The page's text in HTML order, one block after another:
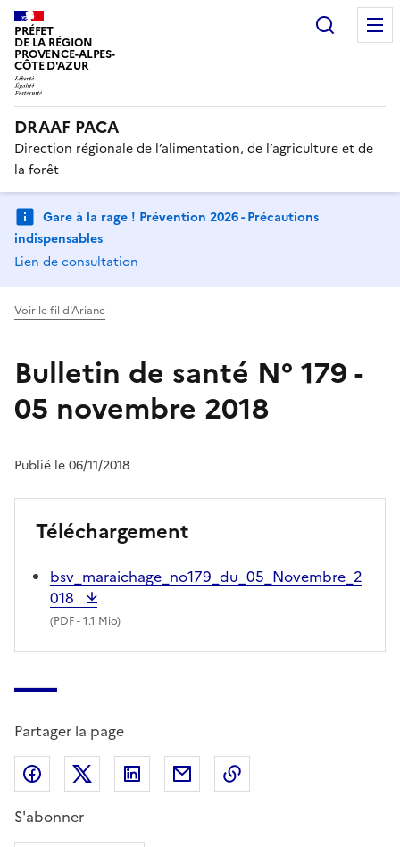
PRÉFET
DE LA RÉGION
PROVENCE-ALPES-
CÔTE D'AZUR
DRAAF PACA
Direction régionale de l’alimentation, de l’agriculture et de
la forêt
Gare à la rage ! Prévention 2026 - Précautions
indispensables
Lien de consultation
Voir le fil d'Ariane
Bulletin de santé N° 179 -
05 novembre 2018
Publié le 06/11/2018
Téléchargement
bsv_maraichage_no179_du_05_Novembre_2
018
(PDF- 1.1 Mio)
Partager la page
Partager sur Facebook
Partager sur X (anciennement Twitter)
Partager sur LinkedIn
Partager par email
S'abonner